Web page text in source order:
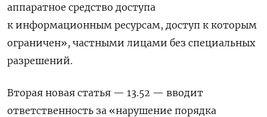
аппаратное средство доступа
к информационным ресурсам, доступ к которым
ограничен», частными лицами без специальных
разрешений.
Вторая новая статья — 13.52 — вводит
ответственность за «нарушение порядка